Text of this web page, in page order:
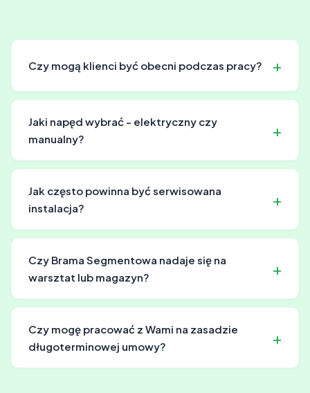
Czy mogą klienci być obecni podczas pracy?
Tak, oczywiście! Raczej zachęcamy do tego. Możemy
pytania.
Jaki napęd wybrać - elektryczny czy
manualny?
To zależy od Twoich potrzeb i budżetu. Napęd manualny
elektryczny jest wygodniejszy i bezpieczniejszy. Dla
większości firm polecamy napęd elektryczny.
Jak często powinna być serwisowana
instalacja?
Rekomendujemy regularne przeglądy w zależności od
obejmuje przeglądy zgodnie z ustaloną umową.
Szczegóły dotyczące harmonogramu omawiamy przy
podpisywaniu umowy.
Czy Brama Segmentowa nadaje się na
warsztat lub magazyn?
Jak najbardziej. Wiele naszych konstrukcji służy jako
garaże dla sprzętu rolniczego. Dobieramy wymiary i
wyposażenie do planowanego przeznaczenia.
Czy mogę pracować z Wami na zasadzie
długoterminowej umowy?